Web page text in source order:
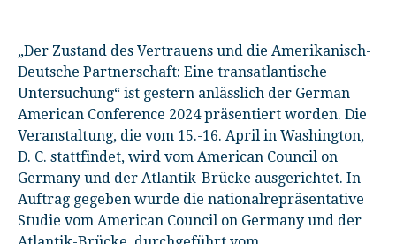
„Der Zustand des Vertrauens und die Amerikanisch-
Deutsche Partnerschaft: Eine transatlantische
Untersuchung“ ist gestern anlässlich der German
American Conference 2024 präsentiert worden. Die
Veranstaltung, die vom 15.-16. April in Washington,
D. C. stattfindet, wird vom American Council on
Germany und der Atlantik-Brücke ausgerichtet. In
Auftrag gegeben wurde die nationalrepräsentative
Studie vom American Council on Germany und der